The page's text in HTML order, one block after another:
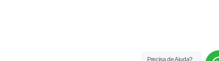
Precisa de Ajuda?